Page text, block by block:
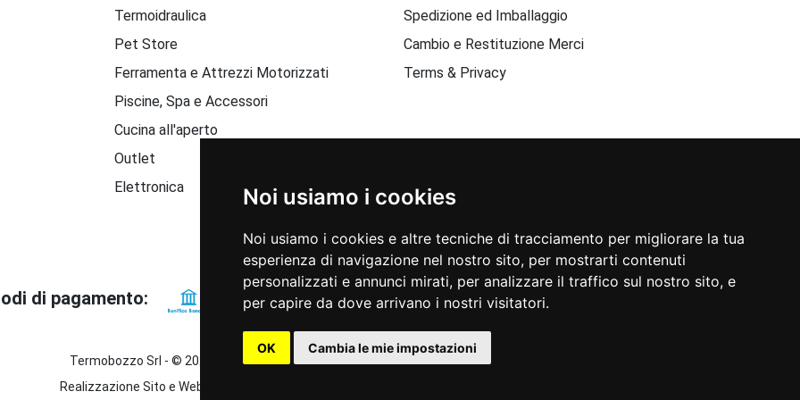
Noi usiamo i cookies
Noi usiamo i cookies e altre tecniche di tracciamento per migliorare la tua
esperienza di navigazione nel nostro sito, per mostrarti contenuti
personalizzati e annunci mirati, per analizzare il traffico sul nostro sito, e
per capire da dove arrivano i nostri visitatori.
OK Cambia le mie impostazioni
Termoidraulica
Pet Store
Ferramenta e Attrezzi Motorizzati
Piscine, Spa e Accessori
Cucina all'aperto
Outlet
Elettronica
Spedizione ed Imballaggio
Cambio e Restituzione Merci
Terms & Privacy
di pagamento:
Termobozzo Srl - © 2022 - P.IVA 04583171006
Realizzazione Sito e Web Marketing Tredweb S.r.l